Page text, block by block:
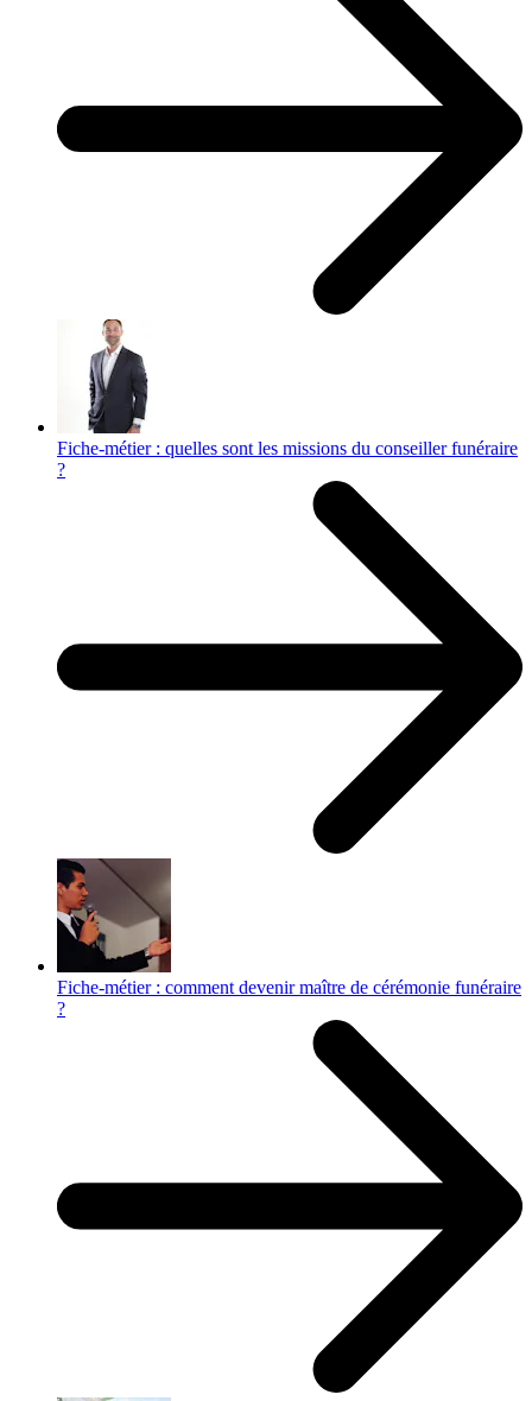
Fiche-métier : quelles sont les missions du conseiller funéraire
?
Fiche-métier : comment devenir maître de cérémonie funéraire
?